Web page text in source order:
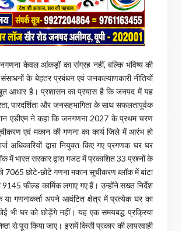
केवल आंकड़ों का संग्रह नहीं, बल्कि भविष्य की
के बेहतर प्रबंधन एवं जनकल्याणकारी नीतियों
आधार है। प्रशासन का प्रयास है कि जनपद में यह
पारदर्शिता और जनसहभागिता के साथ सफलतापूर्वक
एडीएम ने कहा कि जनगणना 2027 के प्रथम चरण
एवं मकान की गणना का कार्य जिले में आरंभ हो
अधिकारियों द्वारा नियुक्त किए गए प्रगणक घर घर
में भारत सरकार द्वारा गजट में प्रकाशित 33 प्रश्नों के
7065 छोटे-छोटे गणना मकान सूचीकरण ब्लॉक में बांटा
फील्ड कार्मिक लगाए गए हैं। उन्होंने सख्त निर्देश
या गणनाकर्ता अपने आवंटित क्षेत्र में प्रत्येक घर का
भी घर को छोड़ेंगे नहीं। यह एक समयबद्ध प्रक्रिया
से पूरा किया जाए। इसमें किसी प्रकार की लापरवाही